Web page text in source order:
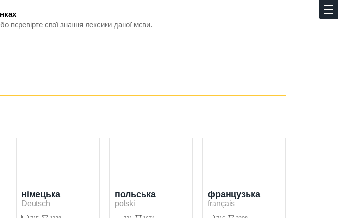
перевірте свої знання лексики даної мови.
німецька
Deutsch
польська
polski
французька
français